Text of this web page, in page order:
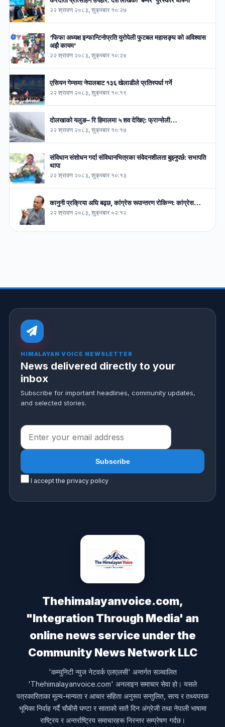
२२ श्रावण २०८३, शुक्रबार १०:२७
‘फिफा अध्यक्ष इन्फान्टिनोप्रति युरोपेली फुटबल महासङ्घ को अविश्वास
अझै कायम’
२२ श्रावण २०८३, शुक्रबार १०:२४
एसियन गेम्समा नेपालबाट १३६ खेलाडीले प्रतिस्पर्धा गर्ने
२२ श्रावण २०८३, शुक्रबार १०:१९
दोलखाको यलुङ– रि हिमालमा ५ शव देखिए: फ्रान्सेली…
२२ श्रावण २०८३, शुक्रबार १०:१७
संविधान संशोधन गर्दा संविधानभित्रका संवेदनशीलता बुझ्नुपर्छ: सभापति
थापा
२२ श्रावण २०८३, शुक्रबार १०:१३
कानुनी प्रक्रिया अघि बढ्छ, कांग्रेस रूपान्तरण रोकिन्न: कांग्रेस…
२२ श्रावण २०८३, शुक्रबार ०२:१२
HIMALAYAN VOICE NEWSLETTER
News delivered directly to your
inbox
Subscribe for important headlines, community updates,
and selected stories.
I accept the privacy policy
Thehimalayanvoice.com,
"Integration Through Media' an
online news service under the
Community News Network LLC
'कम्युनिटी न्युज नेटवर्क एलएलसी' अन्तर्गत सञ्चालित
'Thehimalayanvoice.com' अनलाइन समाचार सेवा हो। यसले
पत्रकारिताका मूल्य-मान्यता र आचार संहिता अनुरूप सन्तुलित, सत्य र तथ्यपरक
भूमिका निर्वाह गर्दै चौबीसै घण्टा र साताको सातै दिन अंग्रेजी तथा नेपाली भाषामा
राष्ट्रिय र अन्तर्राष्ट्रिय समाचारहरू निरन्तर सम्प्रेषण गर्दछ।